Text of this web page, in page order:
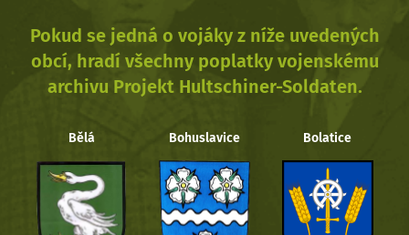
Pokud se jedná o vojáky z níže uvedených
obcí, hradí všechny poplatky vojenskému
archivu Projekt Hultschiner-Soldaten.
Bělá Bohuslavice Bolatice